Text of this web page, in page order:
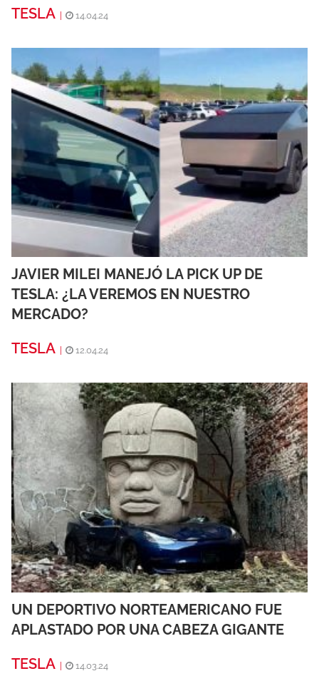
TESLA | 14.04.24
JAVIER MILEI MANEJÓ LA PICK UP DE
TESLA: ¿LA VEREMOS EN NUESTRO
MERCADO?
TESLA
12.04.24
UN DEPORTIVO NORTEAMERICANO FUE
APLASTADO POR UNA CABEZA GIGANTE
TESLA
14.03.24